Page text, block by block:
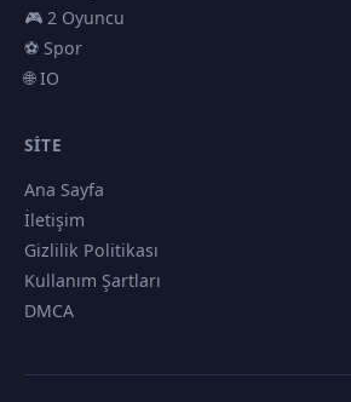
🎮 2 Oyuncu
⚽ Spor
🌐 IO
SITE
Ana Sayfa
İletişim
Gizlilik Politikası
Kullanım Şartları
DMCA